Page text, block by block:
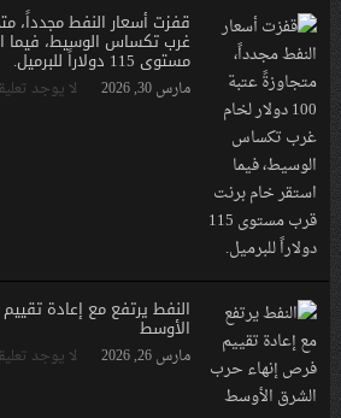
غرب تكساس الوسيط، فيما
مستوى 115 دولاراً للبرميل.
مارس 30, 2026 لا يوجد
النفط يرتفع مع إعادة
الأوسط
مارس 26, 2026 لا يوجد